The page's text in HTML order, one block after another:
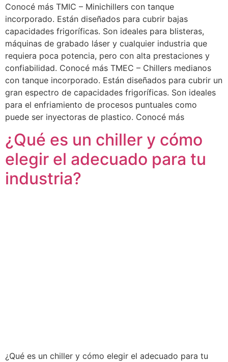
Conocé más TMIC – Minichillers con tanque
incorporado. Están diseñados para cubrir bajas
capacidades frigoríficas. Son ideales para blisteras,
máquinas de grabado láser y cualquier industria que
requiera poca potencia, pero con alta prestaciones y
confiabilidad. Conocé más TMEC – Chillers medianos
con tanque incorporado. Están diseñados para cubrir un
gran espectro de capacidades frigoríficas. Son ideales
para el enfriamiento de procesos puntuales como
puede ser inyectoras de plastico. Conocé más
¿Qué es un chiller y cómo
elegir el adecuado para tu
industria?
¿Qué es un chiller y cómo elegir el adecuado para tu